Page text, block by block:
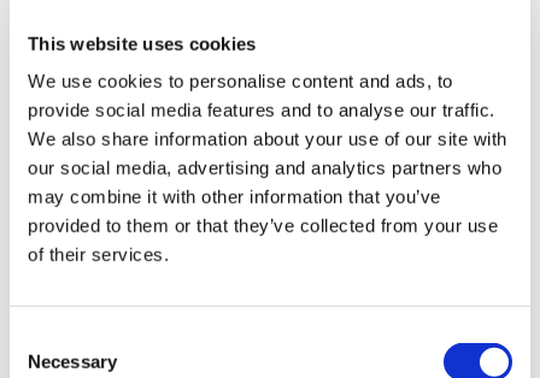
This website uses cookies
We use cookies to personalise content and ads, to
provide social media features and to analyse our traffic.
We also share information about your use of our site with
our social media, advertising and analytics partners who
may combine it with other information that you’ve
provided to them or that they’ve collected from your use
of their services.
Selection
Necessary
Deutschland
(2)
Regions
Back Regions
Berlin
Flymedi
TÜRSAB – Transaktionen auf flymedi.com werden von
MIRAC SARA TOURISM abgewickelt, einer bei TÜRSAB
registrierten Reiseagentur der Gruppe A (Zertifikatsnummer:
12276).
Alle Behandlungen werden von einer im
durchgeführt.
Über uns